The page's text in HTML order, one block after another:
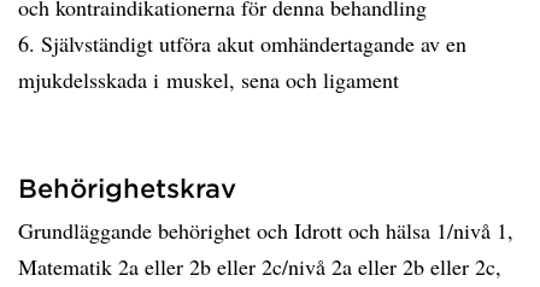
och kontraindikationerna för denna behandling
6. Självständigt utföra akut omhändertagande av en
mjukdelsskada i muskel, sena och ligament
Behörighetskrav
Grundläggande behörighet och Idrott och hälsa 1/nivå 1,
Matematik 2a eller 2b eller 2c/nivå 2a eller 2b eller 2c,